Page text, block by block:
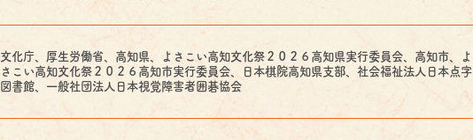
文化庁、厚生労働省、高知県、よさこい高知文化祭２０２６高知県実行委員会、高知市、よ
さこい高知文化祭２０２６高知市実行委員会、日本棋院高知県支部、社会福祉法人日本点字
図書館、一般社団法人日本視覚障害者囲碁協会